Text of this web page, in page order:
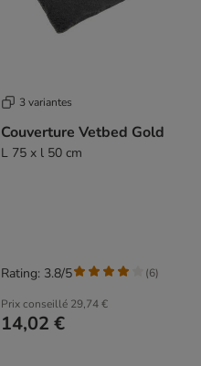
3 variantes
Couverture Vetbed Gold
L 75 x l 50 cm
Prix conseillé 29,74 €
14,02 €
Rating: 3.8/5 (6)